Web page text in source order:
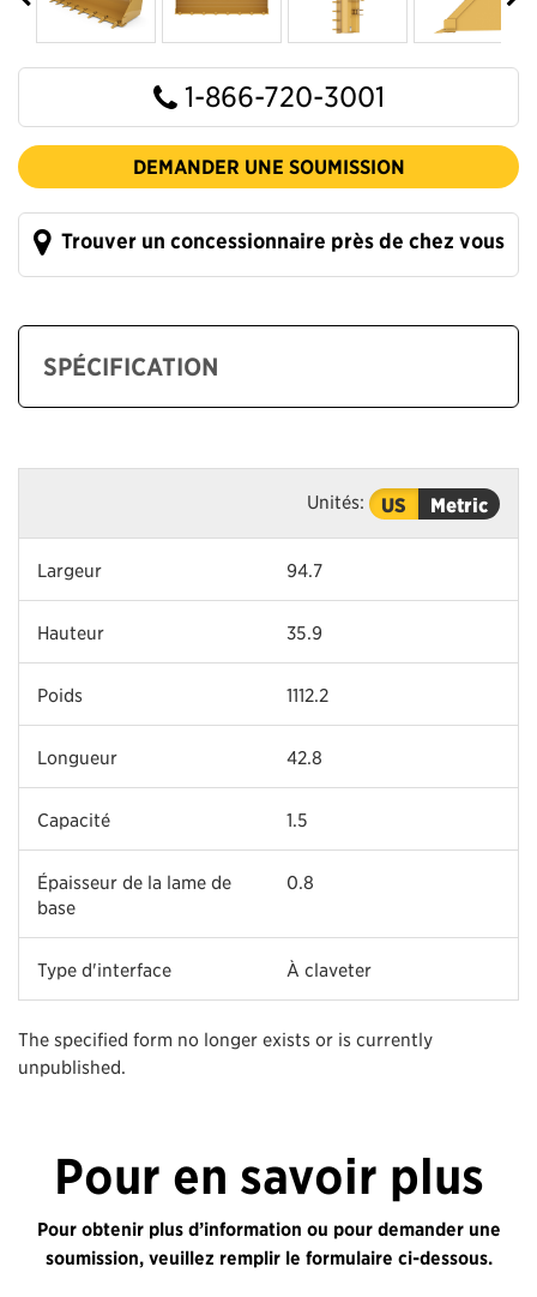
1-866-720-3001
DEMANDER UNE SOUMISSION
Trouver un concessionnaire près de chez vous
SPÉCIFICATION
Unités: US Metric
Largeur 94.7
Hauteur 35.9
Poids 1112.2
Longueur 42.8
Capacité 1.5
Épaisseur de la lame de
base
0.8
Type d'interface À claveter
The specified form no longer exists or is currently
unpublished.
Pour en savoir plus
Pour obtenir plus d’information ou pour demander une
soumission, veuillez remplir le formulaire ci-dessous.